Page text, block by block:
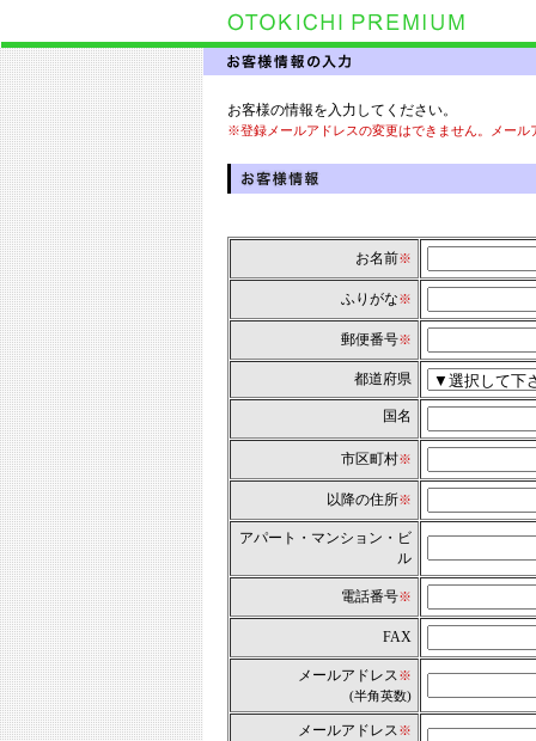
お客様の情報を入力してください。
※登録メールアドレスの変更はできません。メー
お名前※
ふりがな※
郵便番号※
都道府県
国名
市区町村※
以降の住所※
アパート・マンション・ビ
ル
電話番号※
FAX
メールアドレス※
(半角英数)
メールアドレス※